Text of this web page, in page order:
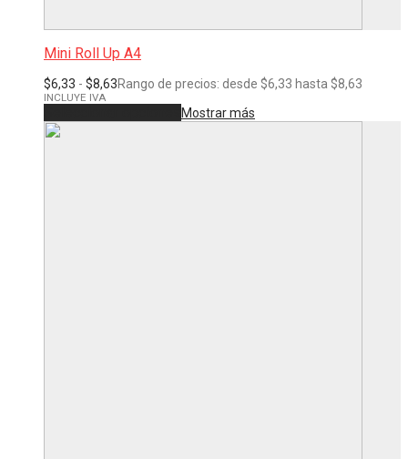
Mini Roll Up A4
$6,33 - $8,63Rango de precios: desde $6,33 hasta $8,63
INCLUYE IVA
Mostrar más